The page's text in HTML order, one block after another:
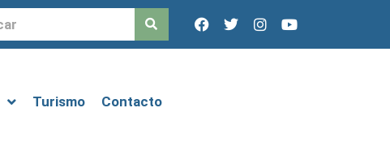
Turismo Contacto